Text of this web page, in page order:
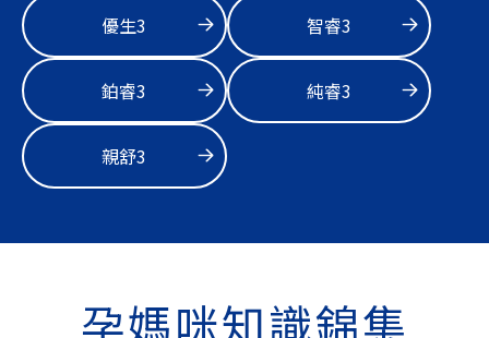
優生3 智睿3
鉑睿3 純睿3
親舒3
孕媽咪知識錦集